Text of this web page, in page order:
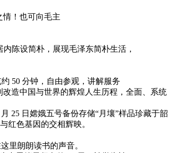
！也可向毛主
陈设简朴，展现毛泽东简朴生活，
50 分钟，自由参观，讲解服务
造中国与世界的辉煌人生历程，全面、系统
25 日嫦娥五号备份存储“月壤”样品珍藏于韶
红色基因的交相辉映。
里朗朗读书的声音。